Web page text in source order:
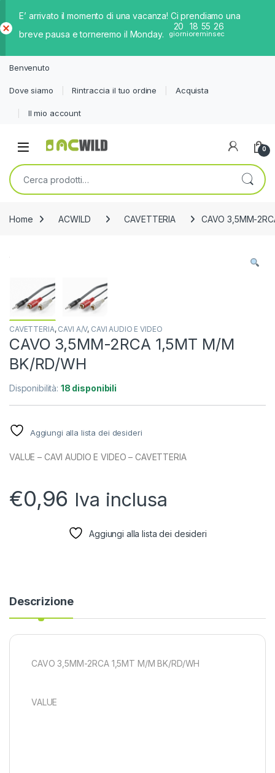
E’ arrivato il momento di una vacanza! Ci prendiamo una
breve pausa e torneremo il Monday.
20
giorni
18
ore
55
min
26
sec
iud
Benvenuto
Dove siamo Rintraccia il tuo ordine Acquista
Il mio account
0
Cerca:
Home ACWILD CAVETTERIA CAVO 3,5MM-
CAVETTERIA, CAVI A/V, CAVI AUDIO E VIDEO
CAVO 3,5MM-2RCA 1,5MT M/M
BK/RD/WH
Disponibilità: 18 disponibili
Aggiungi alla lista dei desideri
VALUE – CAVI AUDIO E VIDEO – CAVETTERIA
€0,96 Iva inclusa
Aggiungi alla lista dei desideri
Descrizione
CAVO 3,5MM-2RCA 1,5MT M/M BK/RD/WH
VALUE